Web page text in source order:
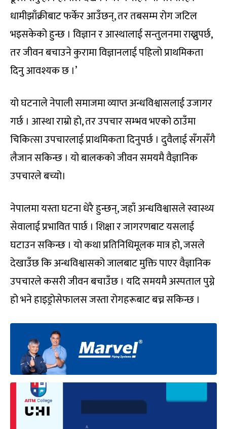
धामीझाँक्रीबाट फर्केर आउँछन्, तर तबसम्म रोग जटिल
भइसकेको हुन्छ । विज्ञान र आस्थालाई सन्तुलनमा राख्नुपर्छ,
तर जीवन बचाउने कुरामा विज्ञानलाई पहिलो प्राथमिकता
दिनु आवश्यक छ ।’
यो घटनाले नेपाली समाजमा व्याप्त अन्धविश्वासलाई उजागर
गर्छ । आस्था राम्रो हो, तर उपचार सम्भव भएको ठाउँमा
चिकित्सा उपचारलाई प्राथमिकता दिनुपर्छ । दुवैलाई सँगसँगै
लैजान सकिन्छ । यो बालकको जीवन समयमै वैज्ञानिक
उपचारले बच्यो।
नेपालमा यस्ता घटना धेरै हुन्छन्, जहाँ अन्धविश्वासले स्वास्थ्य
सेवालाई प्रभावित पार्छ । शिक्षा र जागरणबाट यसलाई
घटाउन सकिन्छ । यो कथा प्रतिनिधिमूलक मात्र हो, जसले
देखाउँछ कि अन्धविश्वासको जालबाट मुक्ति पाएर वैज्ञानिक
उपचारले कसरी जीवन बचाउँछ । यदि समयमै अस्पताल पुग्ने
हो भने हाइड्रोसेफालस जस्ता रोगहरूबाट बच्न सकिन्छ ।